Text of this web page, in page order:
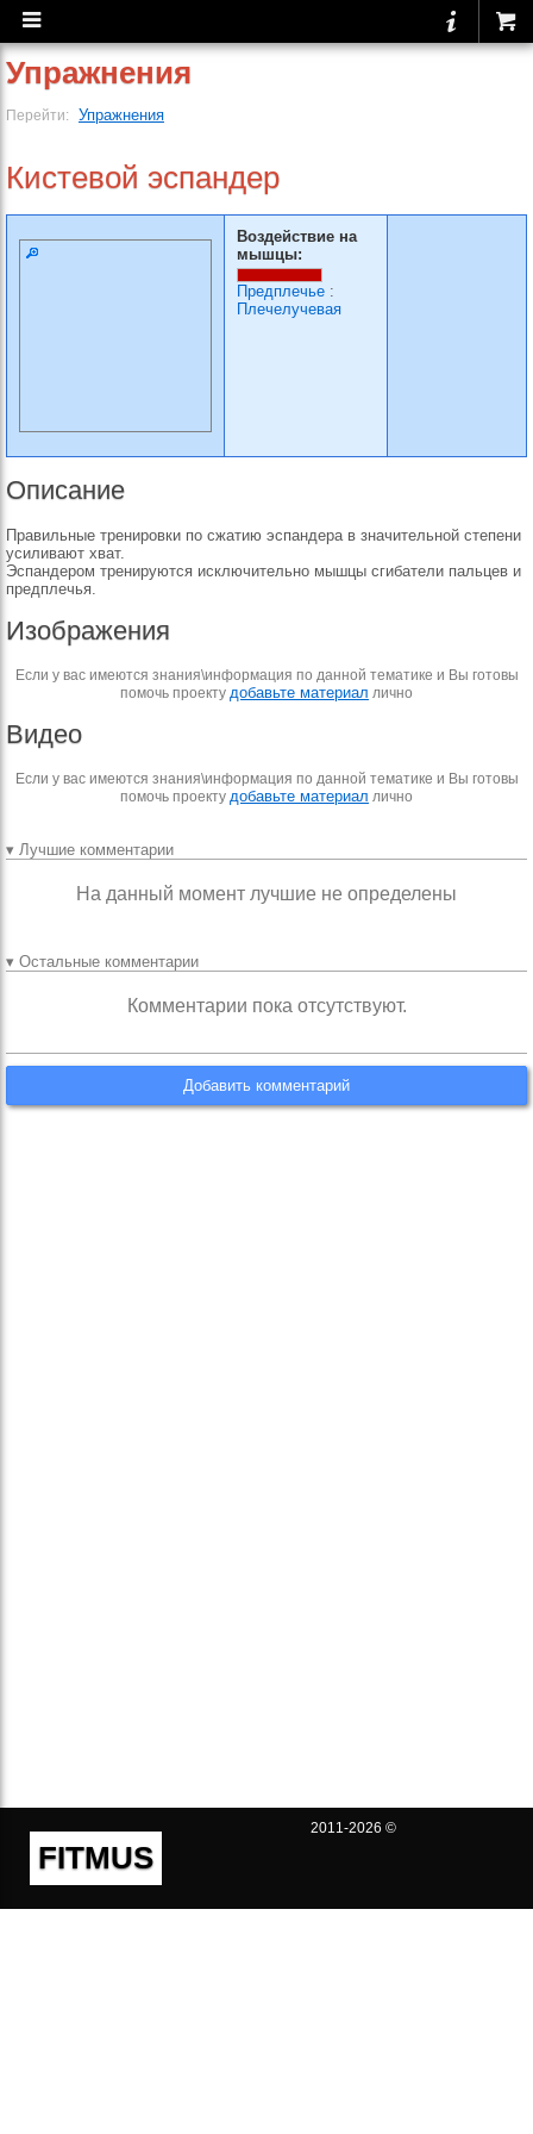
Упражнения
Перейти: Упражнения
Кистевой эспандер
Воздействие на
мышцы:
Предплечье :
Плечелучевая
Описание
Правильные тренировки по сжатию эспандера в значительной степени
усиливают хват.
Эспандером тренируются исключительно мышцы сгибатели пальцев и
предплечья.
Изображения
Если у вас имеются знания\информация по данной тематике и Вы готовы
помочь проекту добавьте материал лично
Видео
Если у вас имеются знания\информация по данной тематике и Вы готовы
помочь проекту добавьте материал лично
▾ Лучшие комментарии
На данный момент лучшие не определены
▾ Остальные комментарии
Комментарии пока отсутствуют.
Добавить комментарий
FITMUS
2011-2026 ©